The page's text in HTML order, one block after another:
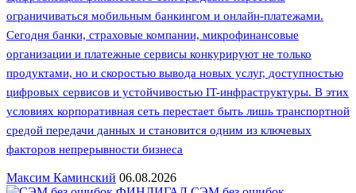
ограничиваться мобильным банкингом и онлайн-платежами.
Сегодня банки, страховые компании, микрофинансовые
организации и платежные сервисы конкурируют не только
продуктами, но и скоростью вывода новых услуг, доступностью
цифровых сервисов и устойчивостью IT-инфраструктуры. В этих
условиях корпоративная сеть перестает быть лишь транспортной
средой передачи данных и становится одним из ключевых
факторов непрерывности бизнеса
Максим Каминский 06.08.2026